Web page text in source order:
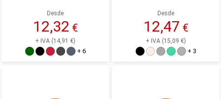
Desde
12,32 €
+ IVA (14,91 €)
+ 6
Desde
12,47 €
+ IVA (15,09 €)
+ 3